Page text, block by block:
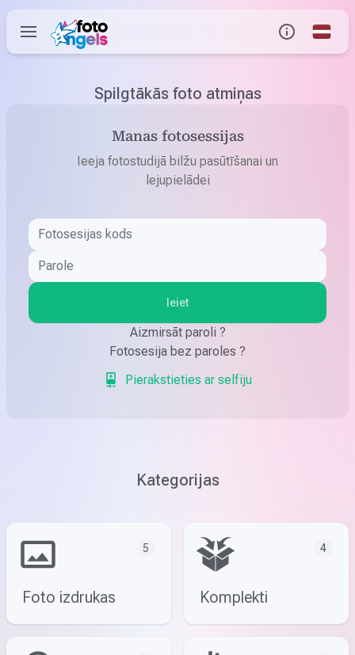
Sazinies ar mums
Global
Spilgtākās foto atmiņas
Manas fotosessijas
Ieeja fotostudijā bilžu pasūtīšanai un
lejupielādei
Ieiet
Aizmirsāt paroli ?
Fotosesija bez paroles ?
Pierakstieties ar selfiju
Kategorijas
Foto izdrukas
5
Komplekti
4